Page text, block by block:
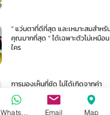
“ แว่นตาที่ดีที่สุด และเหมาะสมสำหรับ
คุณมากที่สุด ” ได้เฉพาะตัวไม่เหมือน
ใคร
การมองเห็นที่ชัด ไม่ได้เกิดจากค่า
สายตาที่ถูกต้องเพียงอย่างเดียว
Email Map